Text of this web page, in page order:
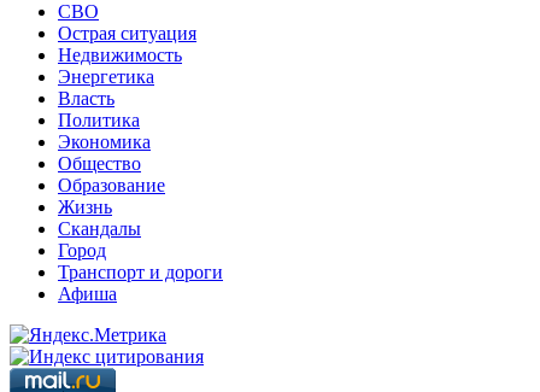
СВО
Острая ситуация
Недвижимость
Энергетика
Власть
Политика
Экономика
Общество
Образование
Жизнь
Скандалы
Город
Транспорт и дороги
Афиша